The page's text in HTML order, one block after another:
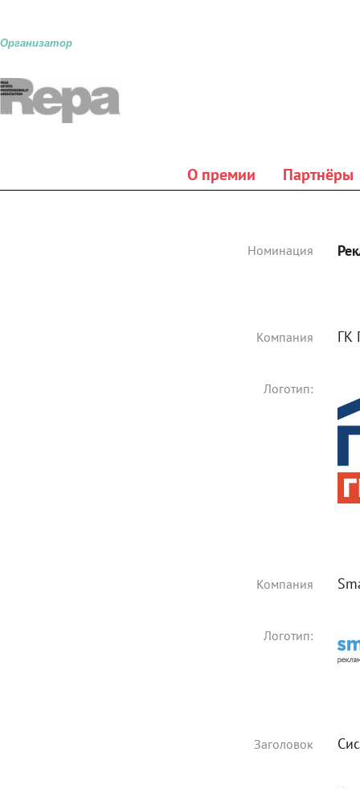
Организатор
О премии Партнёры
Номинация
Компания
Логотип:
Компания
Логотип:
Заголовок